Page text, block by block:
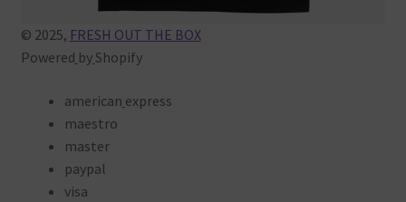
© 2025, FRESH OUT THE BOX
Powered by Shopify
american express
maestro
master
paypal
visa